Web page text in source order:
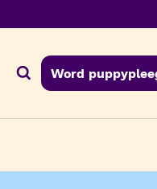
ZoekenWord